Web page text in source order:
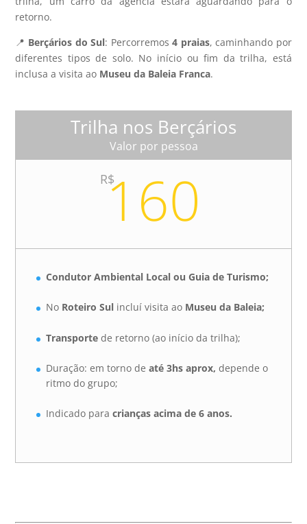
retorno.
📍 Berçários do Sul: Percorremos4 praias, caminhando por
diferentes tipos de solo. No início ou fim da trilha, está
inclusa a visita ao Museu da Baleia Franca.
Trilha nos Berçários
Valor por pessoa
R$160
Condutor Ambiental Local ou Guia de Turismo;
No Roteiro Sul incluí visita ao Museu da Baleia;
Transporte de retorno (ao início da trilha);
Duração: em torno deaté 3hs aprox, depende o
ritmo do grupo;
Indicado para crianças acima de 6 anos.